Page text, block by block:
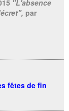
"L'absence
par
fêtes de fin